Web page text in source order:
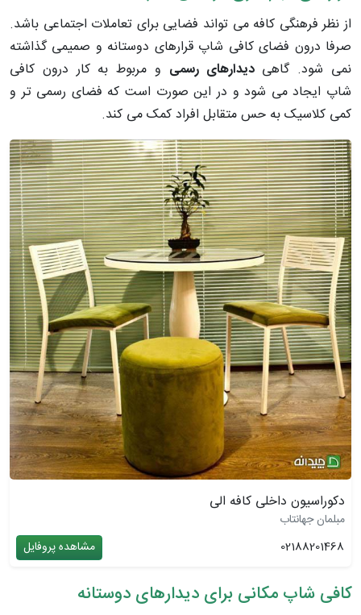
از نظر فرهنگی کافه می تواند فضایی برای تعاملات اجتماعی باشد.
صرفا درون فضای کافی شاپ قرارهای دوستانه و صمیمی گذاشته
نمی شود. گاهیدیدارهای رسمی و مربوط به کار درون کافی
شاپ ایجاد می شود و در این صورت است که فضای رسمی تر و
کمی کلاسیک به حس متقابل افراد کمک می کند.
دکوراسیون داخلی کافه الی
مبلمان جهانتاب
02188201468
مشاهده پروفایل
کافی شاپ مکانی برای دیدارهای دوستانه